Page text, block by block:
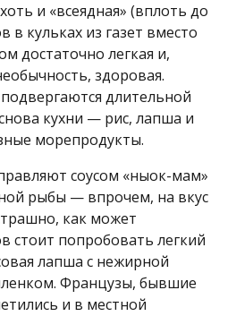
и «всеядная» (вплоть до
в кульках из газет вместо
достаточно легкая и,
здоровая.
длительной
кухни — рис, лапша и
морепродукты.
соусом «ныок-мам»
рыбы — впрочем, на вкус
как может
стоит попробовать легкий
лапша с нежирной
Французы, бывшие
и в местной